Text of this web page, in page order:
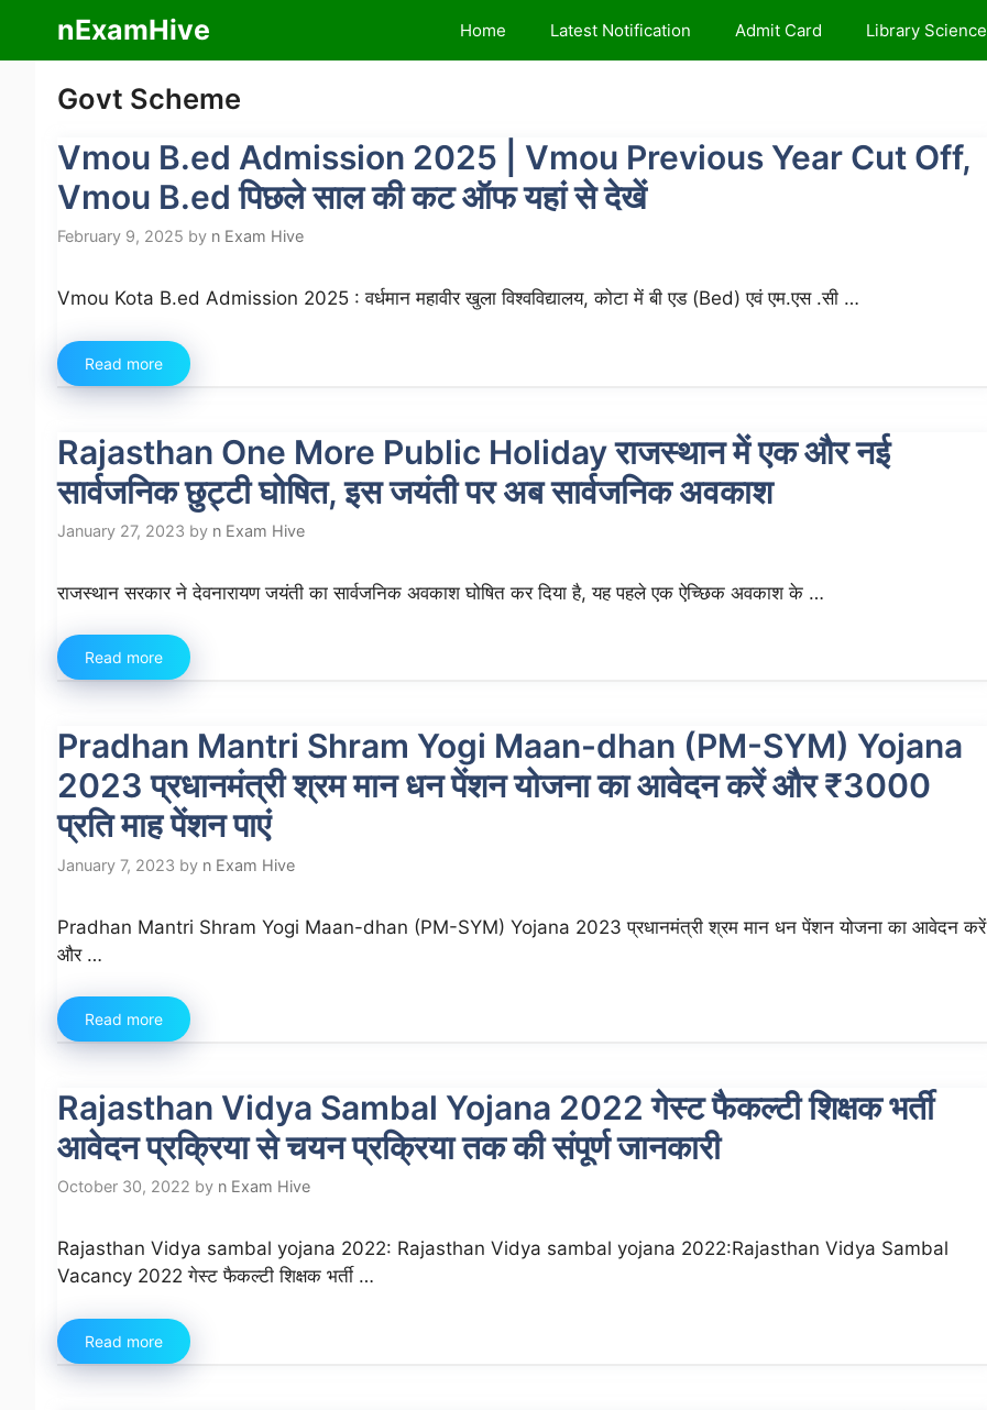
content
nExamHive Home Latest Notification Admit Card Library Science
Govt Scheme
Vmou B.ed Admission 2025 | Vmou Previous Year Cut Off,
Vmou B.ed पिछले साल की कट ऑफ यहां से देखें
February 9, 2025 by n Exam Hive
Vmou Kota B.ed Admission 2025 : वर्धमान महावीर खुला विश्वविद्यालय, कोटा में बी एड (Bed) एवं एम.एस .सी …
Read more
Rajasthan One More Public Holiday राजस्थान में एक और नई
सार्वजनिक छुट्टी घोषित, इस जयंती पर अब सार्वजनिक अवकाश
January 27, 2023 by n Exam Hive
राजस्थान सरकार ने देवनारायण जयंती का सार्वजनिक अवकाश घोषित कर दिया है, यह पहले एक ऐच्छिक अवकाश के …
Read more
Pradhan Mantri Shram Yogi Maan-dhan (PM-SYM) Yojana
2023 प्रधानमंत्री श्रम मान धन पेंशन योजना का आवेदन करें और ₹3000
प्रति माह पेंशन पाएं
January 7, 2023 by n Exam Hive
Pradhan Mantri Shram Yogi Maan-dhan (PM-SYM) Yojana 2023 प्रधानमंत्री श्रम मान धन पेंशन योजना का आवेदन करें
और …
Read more
Rajasthan Vidya Sambal Yojana 2022 गेस्ट फैकल्टी शिक्षक भर्ती
आवेदन प्रक्रिया से चयन प्रक्रिया तक की संपूर्ण जानकारी
October 30, 2022 by n Exam Hive
Rajasthan Vidya sambal yojana 2022: Rajasthan Vidya sambal yojana 2022:Rajasthan Vidya Sambal
Vacancy 2022 गेस्ट फैकल्टी शिक्षक भर्ती …
Read more